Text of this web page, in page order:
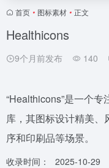
首页 • 图标素材 • 正文
Healthicons
9个月前发布 140
“Healthicons”是一个
库，其图标设计精美
序和印刷品等场景。
收录时间：
2025-10-29